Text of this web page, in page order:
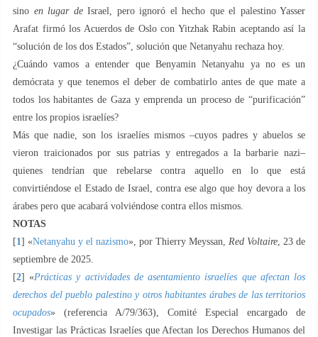
sino en lugar deIsrael, pero ignoró el hecho que el palestino Yasser
Arafat firmó los Acuerdos de Oslo con Yitzhak Rabin aceptando así la
“solución de los dos Estados”, solución que Netanyahu rechaza hoy.
¿Cuándo vamos a entender que Benyamin Netanyahu ya no es un
demócrata y que tenemos el deber de combatirlo antes de que mate a
todos los habitantes de Gaza y emprenda un proceso de “purificación”
entre los propios israelíes?
Más que nadie, son los israelíes mismos –cuyos padres y abuelos se
vieron traicionados por sus patrias y entregados a la barbarie nazi–
quienes tendrían que rebelarse contra aquello en lo que está
convirtiéndose el Estado de Israel, contra ese algo que hoy devora a los
árabes pero que acabará volviéndose contra ellos mismos.
NOTAS
[1] «Netanyahu y el nazismo», por Thierry Meyssan, Red Voltaire, 23 de
septiembre de 2025.
[2] «Prácticas y actividades de asentamiento israelíes que afectan los
derechos del pueblo palestino y otros habitantes árabes de las territorios
ocupados» (referencia A/79/363), Comité Especial encargado de
Investigar las Prácticas Israelíes que Afectan los Derechos Humanos del